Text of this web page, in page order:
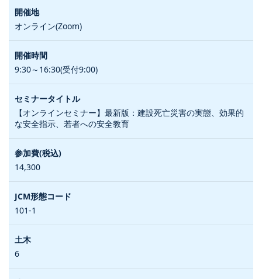
オンライン(Zoom)
9:30～16:30(受付9:00)
【オンラインセミナー】最新版：建設死亡災害の実態、効果的
な安全指示、若者への安全教育
14,300
101-1
6